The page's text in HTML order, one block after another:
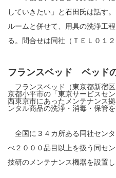
していきたい」と石田氏は話す
ルームと併せて、用具の洗浄工
る。問合せは同社（ＴＥＬ０１
フランスベッド ベッド
フランスベッド（東京都新宿
京都小平市の「東京サービスセ
西東京市にあったメンテナンス
ンタル商品の洗浄・消毒・保管を
全国に３４カ所ある同社セン
べ２０００品目以上を扱う同セ
技研のメンテナンス機器を設置し